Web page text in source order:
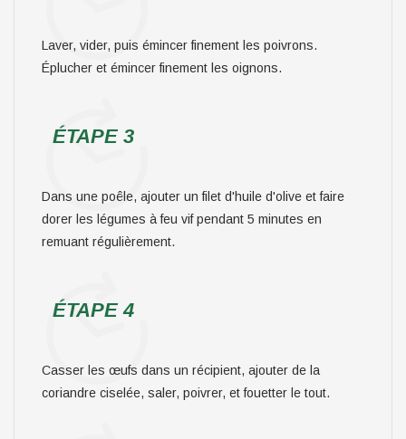
Laver, vider, puis émincer finement les poivrons.
Éplucher et émincer finement les oignons.
ÉTAPE 3
Dans une poêle, ajouter un filet d'huile d'olive et faire
dorer les légumes à feu vif pendant 5 minutes en
remuant régulièrement.
ÉTAPE 4
Casser les œufs dans un récipient, ajouter de la
coriandre ciselée, saler, poivrer, et fouetter le tout.